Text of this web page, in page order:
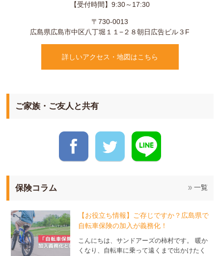
【受付時間】9:30～17:30
〒730-0013
広島県広島市中区八丁堀１１−２８朝日広告ビル３F
詳しいアクセス・地図はこちら
ご家族・ご友人と共有
保険コラム 一覧
【お役立ち情報】ご存じですか？広島県で
自転車保険の加入が義務化！
こんにちは、サンドアーズの柿村です。 暖か
くなり、自転車に乗って遠くまで出かけたく